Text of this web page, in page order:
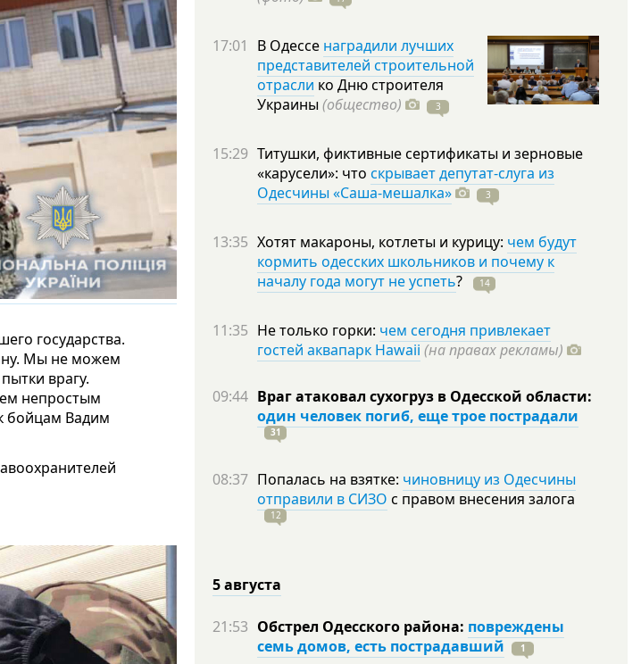
государства.
Мы не можем
врагу.
непростым
бойцам Вадим
17:01 В Одессе наградили лучших
представителей строительной
отрасли ко Дню строителя
Украины (общество) 3
15:29 Титушки, фиктивные сертификаты и зерновые
«карусели»: что скрывает депутат-слуга из
Одесчины «Саша-мешалка»
3
13:35 Хотят макароны, котлеты и курицу: чем будут
кормить одесских школьников и почему к
началу года могут не успеть? 14
11:35 Не только горки: чем сегодня привлекает
гостей аквапарк Hawaii (на правах рекламы)
09:44 Враг атаковал сухогруз в Одесской области:
один человек погиб, еще трое пострадали
31
08:37 Попалась на взятке: чиновницу из Одесчины
отправили в СИЗО с правом внесения залога
12
5 августа
21:53 Обстрел Одесского района: повреждены
семь домов, есть пострадавший
1